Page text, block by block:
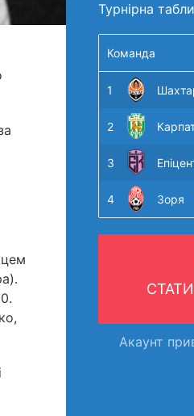
Турнірна
Команда
1
2
3
4 Зоря
Акаунт